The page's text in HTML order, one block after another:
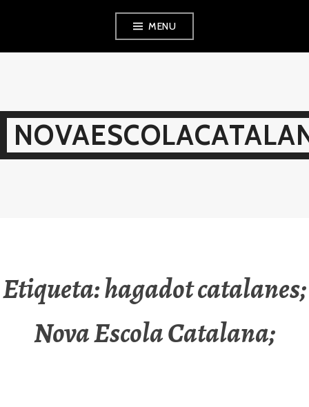
MENU
Etiqueta:hagadot catalanes;
Nova Escola Catalana;